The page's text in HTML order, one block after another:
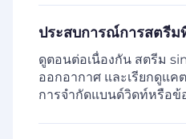
ประสบการณ์การสตรีม
ดูตอนต่อเนื่องกัน สตรีม
ออกอากาศ และเรียกดูแ
การจำกัดแบนด์วิดท์หรือข้